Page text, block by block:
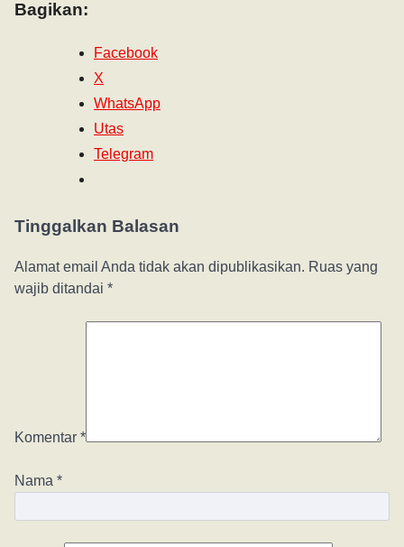
Bagikan:
Facebook
X
WhatsApp
Utas
Telegram
Tinggalkan Balasan
Alamat email Anda tidak akan dipublikasikan. Ruas yang
wajib ditandai *
Komentar *
Nama *